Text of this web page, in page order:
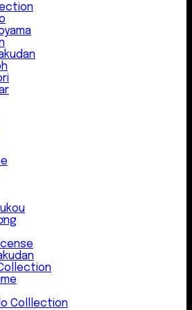
Colllection